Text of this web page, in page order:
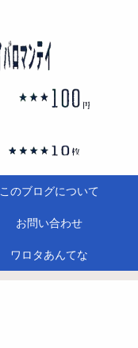
このブログについて
お問い合わせ
ワロタあんてな